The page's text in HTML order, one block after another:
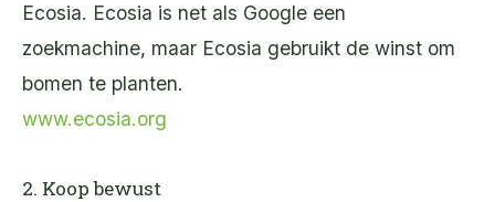
Ecosia. Ecosia is net als Google een
zoekmachine, maar Ecosia gebruikt de winst om
bomen te planten.
www.ecosia.org
2. Koop bewust